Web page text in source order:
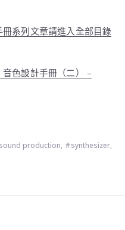
系列文章請進入全部目錄
音色設計手冊（二） –
sound production, synthesizer,